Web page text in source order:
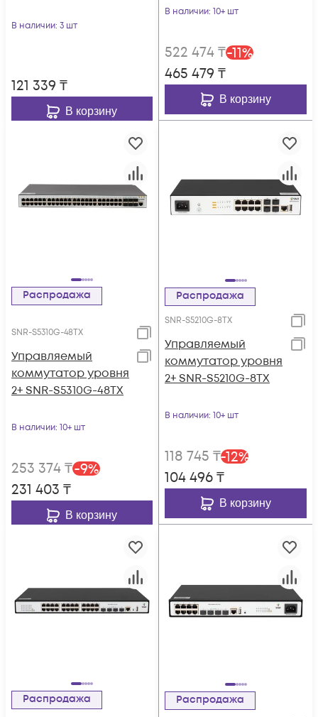
В наличии: 3 шт
121 339 ₸
В корзину
В наличии: 10+ шт
522 474₸-11%
465 479 ₸
В корзину
Распродажа
SNR-S5310G-48TX
Управляемый
коммутатор уровня
2+ SNR-S5310G-48TX
В наличии: 10+ шт
253 374₸-9%
231 403 ₸
В корзину
Распродажа
SNR-S5210G-8TX
Управляемый
коммутатор уровня
2+ SNR-S5210G-8TX
В наличии: 10+ шт
118 745 ₸-12%
104 496₸
В корзину
Распродажа Распродажа